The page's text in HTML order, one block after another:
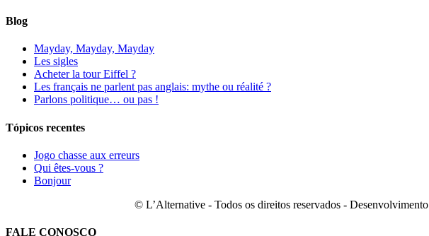
Blog
Mayday, Mayday, Mayday
Les sigles
Acheter la tour Eiffel ?
Les français ne parlent pas anglais: mythe ou réalité ?
Parlons politique… ou pas !
Tópicos recentes
Jogo chasse aux erreurs
Qui êtes-vous ?
Bonjour
© L’Alternative - Todos os direitos reservados - Desenvolvimento
FALE CONOSCO